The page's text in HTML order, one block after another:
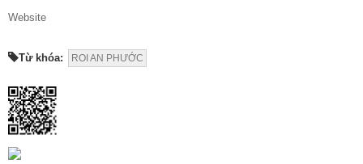
Website
Từ khóa: ROI AN PHƯỚC